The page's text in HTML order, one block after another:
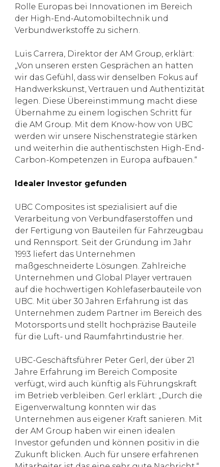
Rolle Europas bei Innovationen im Bereich
der High-End-Automobiltechnik und
Verbundwerkstoffe zu sichern.
Luis Carrera, Direktor der AM Group, erklärt:
„Von unseren ersten Gesprächen an hatten
wir das Gefühl, dass wir denselben Fokus auf
Handwerkskunst, Vertrauen und Authentizität
legen. Diese Übereinstimmung macht diese
Übernahme zu einem logischen Schritt für
die AM Group. Mit dem Know-how von UBC
werden wir unsere Nischenstrategie stärken
und weiterhin die authentischsten High-End-
Carbon-Kompetenzen in Europa aufbauen.“
Idealer Investor gefunden
UBC Composites ist spezialisiert auf die
Verarbeitung von Verbundfaserstoffen und
der Fertigung von Bauteilen für Fahrzeugbau
und Rennsport. Seit der Gründung im Jahr
1993 liefert das Unternehmen
maßgeschneiderte Lösungen. Zahlreiche
Unternehmen und Global Player vertrauen
auf die hochwertigen Kohlefaserbauteile von
UBC. Mit über 30 Jahren Erfahrung ist das
Unternehmen zudem Partner im Bereich des
Motorsports und stellt hochpräzise Bauteile
für die Luft- und Raumfahrtindustrie her.
UBC-Geschäftsführer Peter Gerl, der über 21
Jahre Erfahrung im Bereich Composite
verfügt, wird auch künftig als Führungskraft
im Betrieb verbleiben. Gerl erklärt: „Durch die
Eigenverwaltung konnten wir das
Unternehmen aus eigener Kraft sanieren. Mit
der AM Group haben wir einen idealen
Investor gefunden und können positiv in die
Zukunft blicken. Auch für unsere erfahrenen